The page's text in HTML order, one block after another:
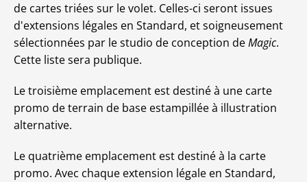
de cartes triées sur le volet. Celles-ci seront issues
d'extensions légales en Standard, et soigneusement
sélectionnées par le studio de conception deMagic.
Cette liste sera publique.
Le troisième emplacement est destiné à une carte
promo de terrain de base estampillée à illustration
alternative.
Le quatrième emplacement est destiné à la carte
promo. Avec chaque extension légale en Standard,